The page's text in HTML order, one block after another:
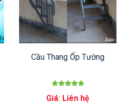
Cầu Thang Ốp Tường
Giá: Liên hệ